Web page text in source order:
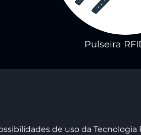
Pulseira
de uso da Tecnologia